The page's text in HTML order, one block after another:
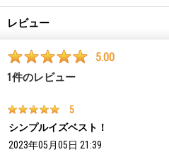
レビュー
5.00
1件のレビュー
5
シンプルイズベスト！
2023年05月05日 21:39